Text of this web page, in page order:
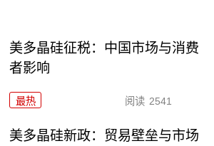
美多晶硅征税：中国市场与消费
者影响
最热 阅读 2541
美多晶硅新政：贸易壁垒与市场